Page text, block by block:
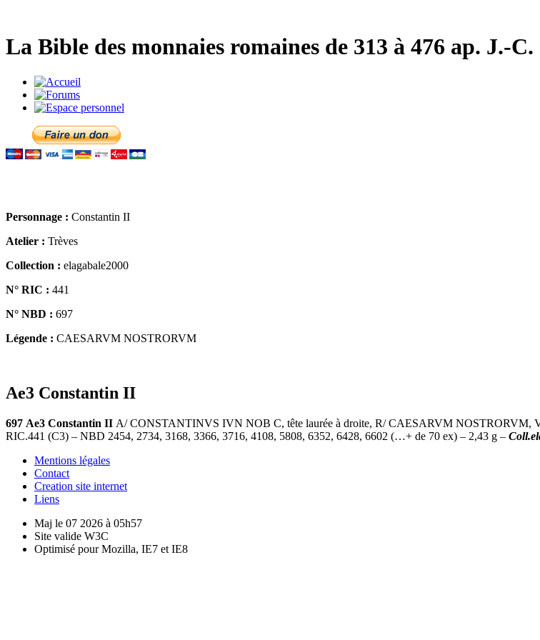
La Bible des monnaies romaines de 313 à 476 ap. J.-C.
Personnage : Constantin II
Atelier : Trèves
Collection : elagabale2000
N° RIC : 441
N° NBD : 697
Légende : CAESARVM NOSTRORVM
Ae3 Constantin II
697 Ae3 Constantin II A/ CONSTANTINVS IVN NOB C, tête laurée à droite, R/ CAESARVM NOSTRORVM,
RIC.441 (C3) – NBD 2454, 2734, 3168, 3366, 3716, 4108, 5808, 6352, 6428, 6602 (…+ de 70 ex) – 2,43 g –
Mentions légales
Contact
Creation site internet
Liens
Maj le 07 2026 à 05h57
Site valide W3C
Optimisé pour Mozilla, IE7 et IE8